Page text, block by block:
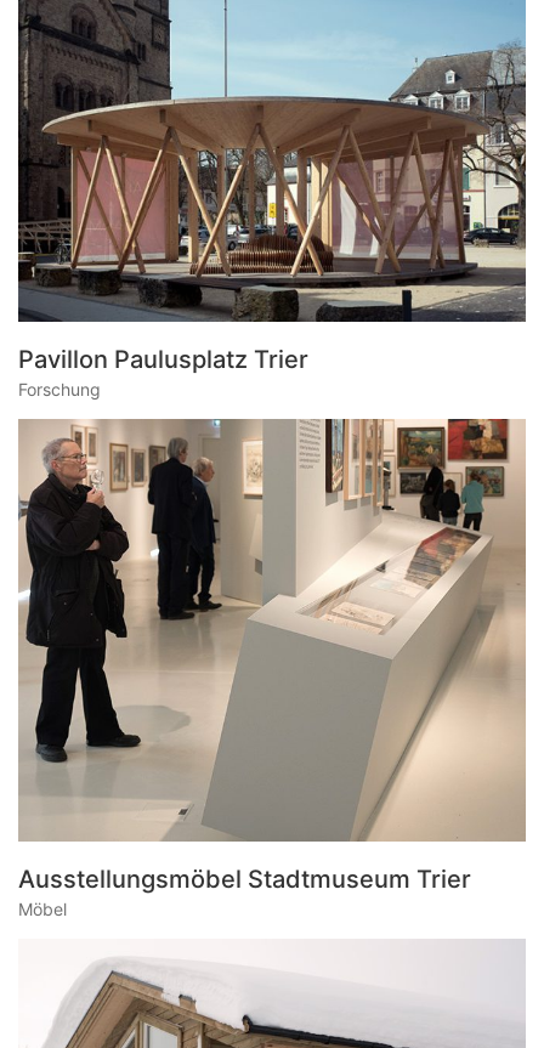
Pavillon Paulusplatz Trier
Forschung
Ausstellungsmöbel Stadtmuseum Trier
Möbel